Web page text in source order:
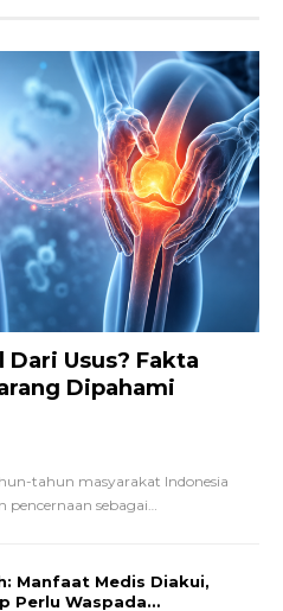
Usus? Fakta
Dipahami
tahun masyarakat Indonesia
sebagai
Manfaat Medis Diakui,
Perlu Waspada…